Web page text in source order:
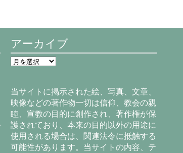
アーカイブ
ア
ー
ブ
当サイトに掲示された絵、写真、文章、
映像などの著作物一切は信仰、教会の親
睦、宣教の目的に創作され、著作権が保
護されており、本来の目的以外の用途に
使用される場合は、関連法令に抵触する
可能性があります。当サイトの内容、テ